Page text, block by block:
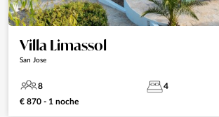
Villa Limassol
San Jose
8 4
€ 870 - 1 noche